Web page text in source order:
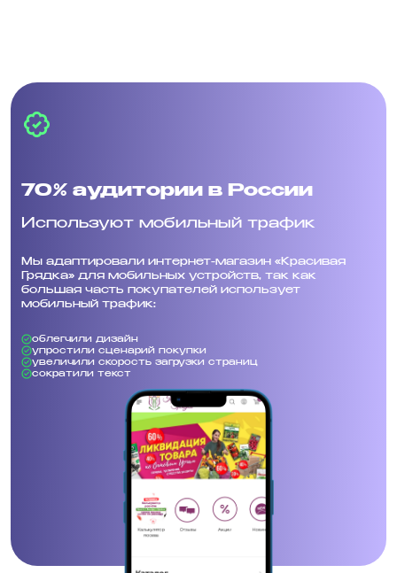
70% аудитории в России
Используют мобильный трафик
Мы адаптировали интернет-магазин «Красивая
Грядка» для мобильных устройств, так как
большая часть покупателей использует
мобильный трафик:
облегчили дизайн
упростили сценарий покупки
увеличили скорость загрузки страниц
сократили текст